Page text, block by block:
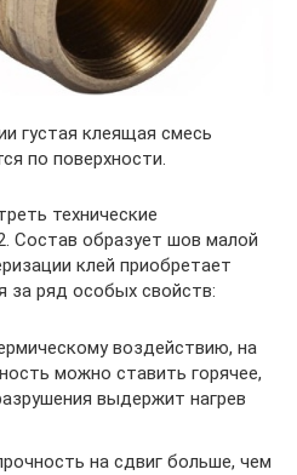
густая клеящая смесь
по поверхности.
технические
Состав образует шов малой
клей приобретает
за ряд особых свойств:
воздействию, на
можно ставить горячее,
выдержит нагрев
на сдвиг больше, чем